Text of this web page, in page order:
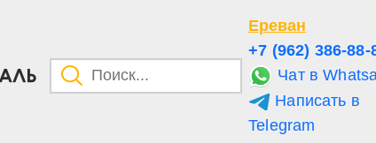
Ереван
+7 (962) 386-88-
Чат в
Написать в
Telegram